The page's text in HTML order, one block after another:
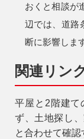
おくと相談が
辺では、道路
断に影響します
関連リン
平屋と2階建て
ず、土地探し
と合わせて確認